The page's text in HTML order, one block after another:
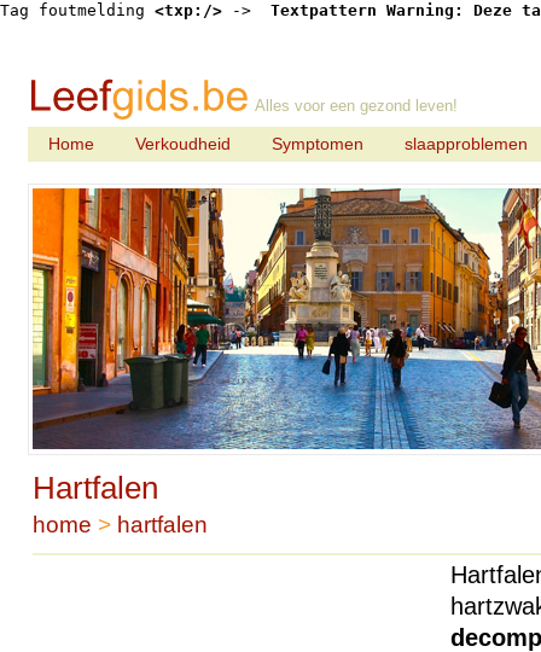
Tag foutmelding <txp:/> -> Textpattern Warning: Deze
Alles voor een gezond leven!
Home Verkoudheid Symptomen slaapproblemen
Hartfalen
home > hartfalen